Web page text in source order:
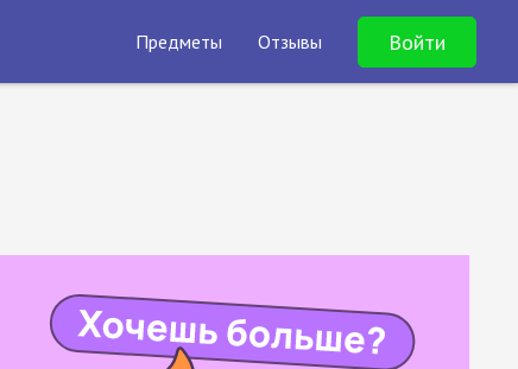
Предметы Отзывы Войти